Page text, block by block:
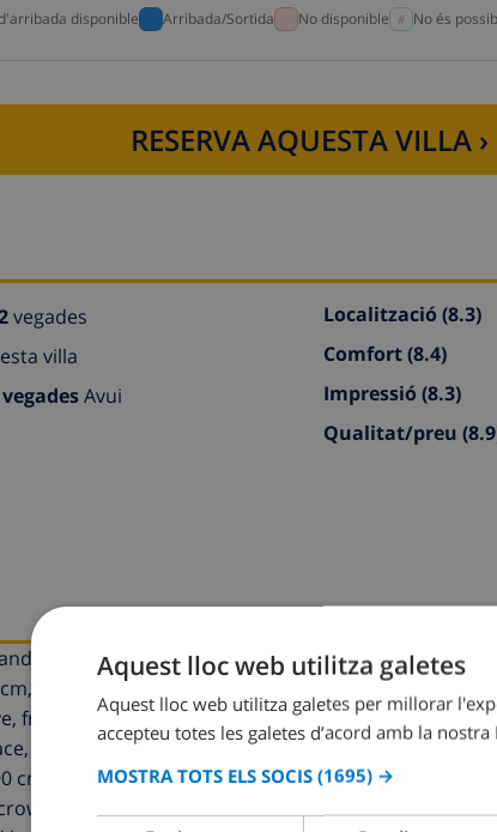
disponible Arribada/Sortida No disponible No és
RESERVA AQUESTA VILLA ›
vegades
villa
Avui
Localització (8.3)
Comfort(8.4)
Impressió (8.3)
Qualitat/preu
comfortable furnishings: living/dining room with
length 190 cm), fan. 1 room with 2 beds (90 cm,
freezer, electric coffee machine). Shower/WC.
satellite TV and digital TV. Exit to the veranda. 1
cm, length 190 cm), fan. 1 room with 2 beds (90 cm,
freezer, grill, electric coffee machine).
Aquest lloc web utilitza galetes
Aquest lloc web utilitza galetes per millorar
accepteu totes les galetes d’acord amb la nostra
MOSTRA TOTS ELS SOCIS (1695) →